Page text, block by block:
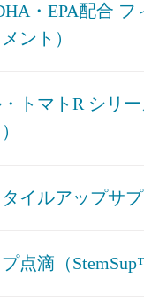
・EPA配合 フ
ント）
トマトR シリ
イルアップサプ
点滴（